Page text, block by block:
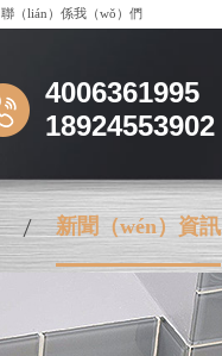
聯（lián）係我（wǒ）們
4006361995
18924553902
新聞（wén）資訊